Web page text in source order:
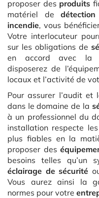
proposer des produits
matériel de
incendie, vous
Votre interlocuteur
sur les obligations de
en accord avec la
disposerez de
locaux et l’activité de
Pour assurer l’audit et
dans le domaine de la
à un professionnel du
installation respecte
plus fiables en la
proposer des
besoins telles qu’un
éclairage de sécurité
Vous aurez ainsi la
normes pour votre